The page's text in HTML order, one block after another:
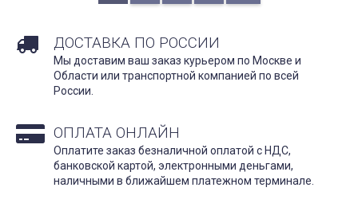
ДОСТАВКА ПО РОССИИ
Мы доставим ваш заказ курьером по Москве и
Области или транспортной компанией по всей
России.
ОПЛАТА ОНЛАЙН
Оплатите заказ безналичной оплатой с НДС,
банковской картой, электронными деньгами,
наличными в ближайшем платежном терминале.